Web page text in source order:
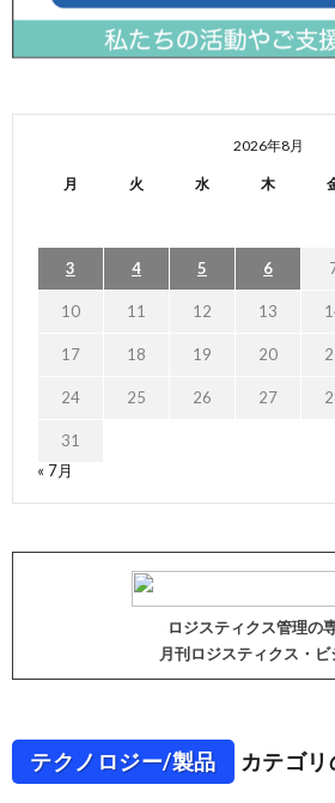
2026年8月
月 火 水 木
3 4 5 6
10 11 12 13
17 18 19 20
24 25 26 27
31
« 7月
ロジスティクス管理の
月刊ロジスティクス・ビ
テクノロジー/製品 カテゴ